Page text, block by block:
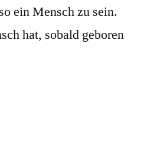
ein Mensch zu sein.
hat, sobald geboren